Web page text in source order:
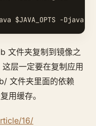
文件夹复制到镜像之
层一定要在复制应用
文件夹里面的依赖
用缓存。
16/